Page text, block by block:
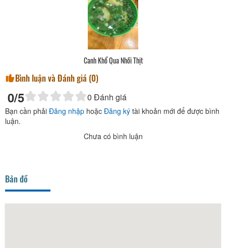
Cơm Tấm Sườn Ốp La
Bình luận và Đánh giá (0)
0/5 0 Đánh giá
Bạn cần phải Đăng nhập hoặc Đăng ký tài khoản mới để được bình
luận.
Chưa có bình luận
Bản đồ